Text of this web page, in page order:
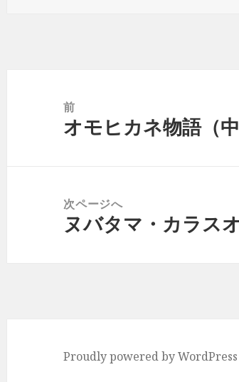
前
前
オモヒカネ物語（
次ページへ
次
ヌバタマ・カラス
Proudly powered by WordPress